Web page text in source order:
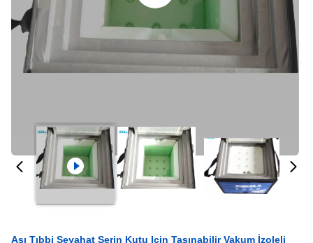
Aşı Tıbbi Seyahat Serin Kutu Için Taşınabilir Vakum İzoleli